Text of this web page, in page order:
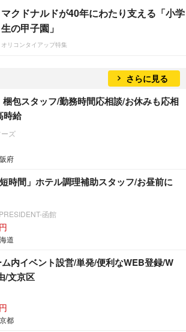
マクドナルドが40年にわたり支える「小学
生の甲子園」
オリコンタイアップ特集
さらに見る
包スタッフ/勤務時間応相談/お休みも応相
時給
ズ
府
時間」ホテル調理補助スタッフ/お昼前に
函館
道
内イベント設営/単発/便利なWEB登録/W
/文京区
都